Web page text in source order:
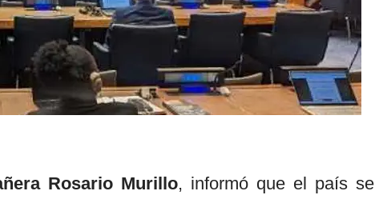
Rosario Murillo, informó que el país